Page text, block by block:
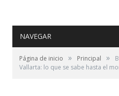
NAVEGAR
Página de inicio » Principal »
Vallarta: lo que se sabe hasta el